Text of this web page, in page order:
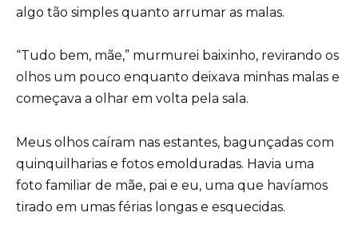
algo tão simples quanto arrumar as malas.
“Tudo bem, mãe,” murmurei baixinho, revirando os
olhos um pouco enquanto deixava minhas malas e
começava a olhar em volta pela sala.
Meus olhos caíram nas estantes, bagunçadas com
quinquilharias e fotos emolduradas. Havia uma
foto familiar de mãe, pai e eu, uma que havíamos
tirado em umas férias longas e esquecidas.